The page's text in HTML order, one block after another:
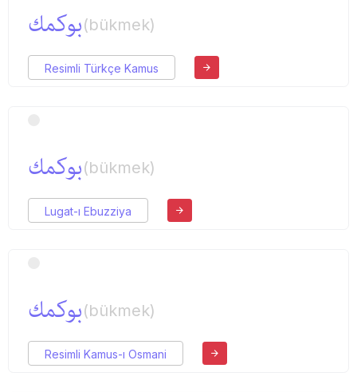
بوكمك(bükmek)
Resimli Türkçe Kamus
بوكمك(bükmek)
Lugat-ı Ebuzziya
بوكمك(bükmek)
Resimli Kamus-ı Osmani